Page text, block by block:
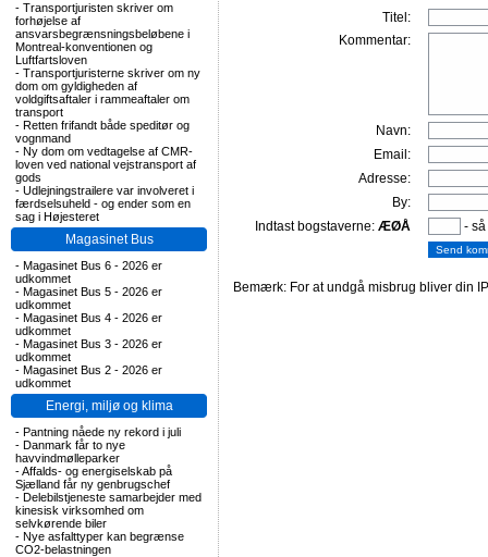
- Transportjuristen skriver om
forhøjelse af
ansvarsbegrænsningsbeløbene i
Montreal-konventionen og
Luftfartsloven
- Transportjuristerne skriver om ny
dom om gyldigheden af
voldgiftsaftaler i rammeaftaler om
transport
- Retten frifandt både speditør og
vognmand
- Ny dom om vedtagelse af CMR-
loven ved national vejstransport af
gods
- Udlejningstrailere var involveret i
færdselsuheld - og ender som en
sag i Højesteret
Magasinet Bus
- Magasinet Bus 6 - 2026 er
udkommet
- Magasinet Bus 5 - 2026 er
udkommet
- Magasinet Bus 4 - 2026 er
udkommet
- Magasinet Bus 3 - 2026 er
udkommet
- Magasinet Bus 2 - 2026 er
udkommet
Energi, miljø og klima
- Pantning nåede ny rekord i juli
- Danmark får to nye
havvindmølleparker
-Affalds- og energiselskab på
Sjælland får ny genbrugschef
- Delebilstjeneste samarbejder med
kinesisk virksomhed om
selvkørende biler
- Nye asfalttyper kan begrænse
CO2-belastningen
Titel:
Kommentar:
Navn:
Email:
Adresse:
By:
Indtast bogstaverne: ÆØÅ -
Bemærk: For at undgå misbrug bliver din